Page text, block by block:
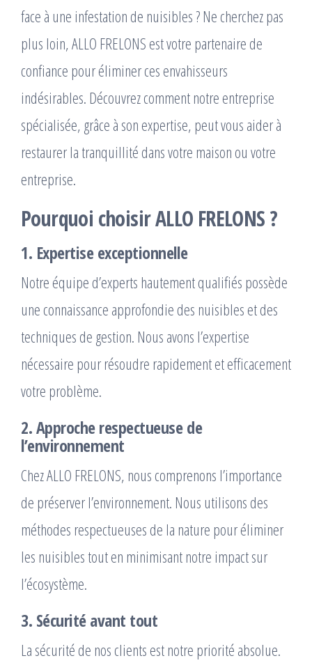
face à une infestation de nuisibles ? Ne cherchez pas
plus loin, ALLO FRELONS est votre partenaire de
confiance pour éliminer ces envahisseurs
indésirables. Découvrez comment notre entreprise
spécialisée, grâce à son expertise, peut vous aider à
restaurer la tranquillité dans votre maison ou votre
entreprise.
Pourquoi choisir ALLO FRELONS ?
1. Expertise exceptionnelle
Notre équipe d’experts hautement qualifiés possède
une connaissance approfondie des nuisibles et des
techniques de gestion. Nous avons l’expertise
nécessaire pour résoudre rapidement et efficacement
votre problème.
2. Approche respectueuse de
l’environnement
Chez ALLO FRELONS, nous comprenons l’importance
de préserver l’environnement. Nous utilisons des
méthodes respectueuses de la nature pour éliminer
les nuisibles tout en minimisant notre impact sur
l’écosystème.
3. Sécurité avant tout
La sécurité de nos clients est notre priorité absolue.